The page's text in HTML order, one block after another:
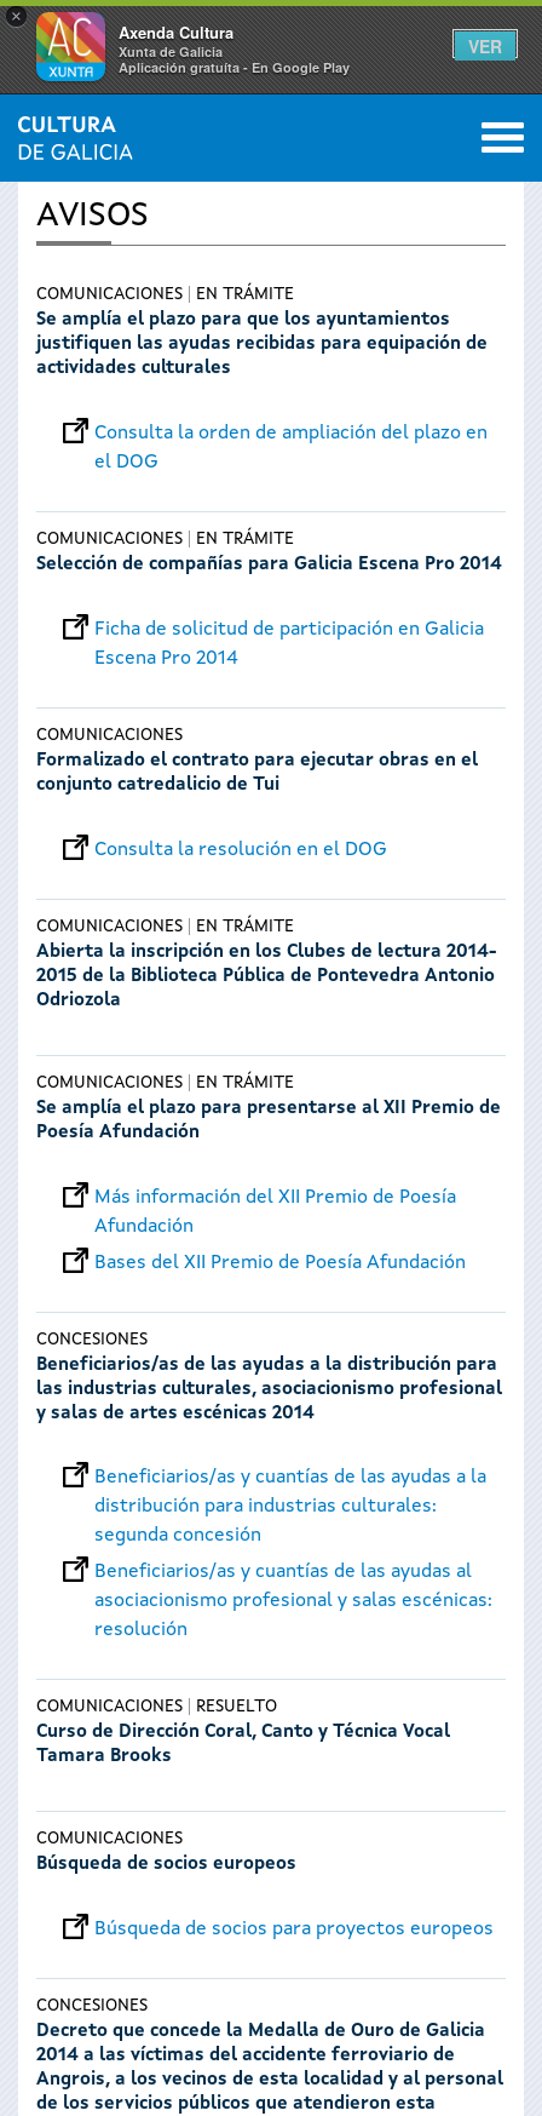
×
Axenda Cultura
Xunta de Galicia
Aplicación gratuíta - En Google Play
VER
Se
encuentra
usted
aquí
INICIO › SERVICIOS 0
AVISOS
COMUNICACIONES EN TRÁMITE
Se amplía el plazo para que los ayuntamientos
justifiquen las ayudas recibidas para equipación de
actividades culturales
Consulta la orden de ampliación del plazo en
el DOG
COMUNICACIONES EN TRÁMITE
Selección de compañías para Galicia Escena Pro 2014
Ficha de solicitud de participación en Galicia
Escena Pro 2014
COMUNICACIONES
Formalizado el contrato para ejecutar obras en el
conjunto catredalicio de Tui
Consulta la resolución en el DOG
COMUNICACIONES EN TRÁMITE
Abierta la inscripción en los Clubes de lectura 2014-
2015 de la Biblioteca Pública de Pontevedra Antonio
Odriozola
COMUNICACIONES EN TRÁMITE
Se amplía el plazo para presentarse al XII Premio de
Poesía Afundación
Más información del XII Premio de Poesía
Afundación
Bases del XII Premio de Poesía Afundación
CONCESIONES
Beneficiarios/as de las ayudas a la distribución para
las industrias culturales, asociacionismo profesional
y salas de artes escénicas 2014
Beneficiarios/as y cuantías de las ayudas a la
distribución para industrias culturales:
segunda concesión
Beneficiarios/as y cuantías de las ayudas al
asociacionismo profesional y salas escénicas:
resolución
COMUNICACIONES RESUELTO
Curso de Dirección Coral, Canto y Técnica Vocal
Tamara Brooks
COMUNICACIONES
Búsqueda de socios europeos
Búsqueda de socios para proyectos europeos
CONCESIONES
Decreto que concede la Medalla de Ouro de Galicia
2014 a las víctimas del accidente ferroviario de
Angrois, a los vecinos de esta localidad y al personal
de los servicios públicos que atendieron esta